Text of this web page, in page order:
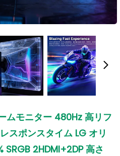
ムモニター 480Hz 高リフ
スポンスタイム LG オリ
SRGB 2HDMI+2DP 高さ